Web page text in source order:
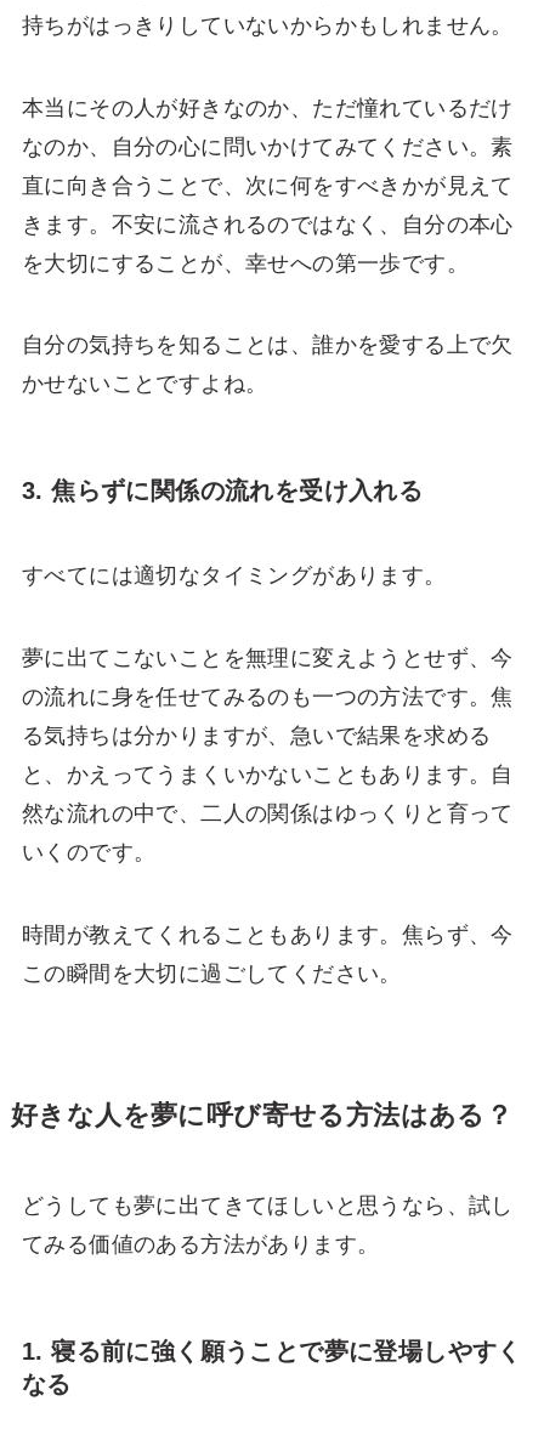
持ちがはっきりしていないからかもしれません。
本当にその人が好きなのか、ただ憧れているだけ
なのか、自分の心に問いかけてみてください。素
直に向き合うことで、次に何をすべきかが見えて
きます。不安に流されるのではなく、自分の本心
を大切にすることが、幸せへの第一歩です。
自分の気持ちを知ることは、誰かを愛する上で欠
かせないことですよね。
3. 焦らずに関係の流れを受け入れる
すべてには適切なタイミングがあります。
夢に出てこないことを無理に変えようとせず、今
の流れに身を任せてみるのも一つの方法です。焦
る気持ちは分かりますが、急いで結果を求める
と、かえってうまくいかないこともあります。自
然な流れの中で、二人の関係はゆっくりと育って
いくのです。
時間が教えてくれることもあります。焦らず、今
この瞬間を大切に過ごしてください。
好きな人を夢に呼び寄せる方法はある？
どうしても夢に出てきてほしいと思うなら、試し
てみる価値のある方法があります。
1. 寝る前に強く願うことで夢に登場しやすく
なる